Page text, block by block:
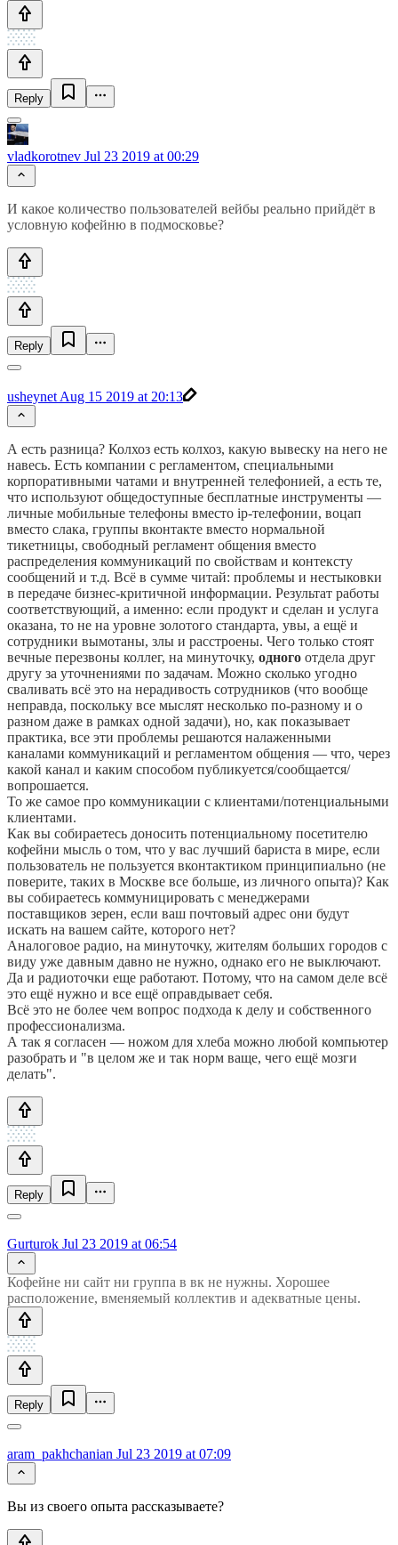
Reply
vladkorotnev Jul 23 2019 at 00:29
И какое количество пользователей вейбы реально прийдёт в
условную кофейню в подмосковье?
Reply
usheynet Aug 15 2019 at 20:13
А есть разница? Колхоз есть колхоз, какую вывеску на него не
навесь. Есть компании с регламентом, специальными
корпоративными чатами и внутренней телефонией, а есть те,
что используют общедоступные бесплатные инструменты —
личные мобильные телефоны вместо ip-телефонии, воцап
вместо слака, группы вконтакте вместо нормальной
тикетницы, свободный регламент общения вместо
распределения коммуникаций по свойствам и контексту
сообщений и т.д. Всё в сумме читай: проблемы и нестыковки
в передаче бизнес-критичной информации. Результат работы
соответствующий, а именно: если продукт и сделан и услуга
оказана, то не на уровне золотого стандарта, увы, а ещё и
сотрудники вымотаны, злы и расстроены. Чего только стоят
вечные перезвоны коллег, на минуточку, одного отдела друг
другу за уточнениями по задачам. Можно сколько угодно
сваливать всё это на нерадивость сотрудников (что вообще
неправда, поскольку все мыслят несколько по-разному и о
разном даже в рамках одной задачи), но, как показывает
практика, все эти проблемы решаются налаженными
каналами коммуникаций и регламентом общения — что, через
какой канал и каким способом публикуется/сообщается/
вопрошается.
То же самое про коммуникации с клиентами/потенциальными
клиентами.
Как вы собираетесь доносить потенциальному посетителю
кофейни мысль о том, что у вас лучший бариста в мире, если
пользователь не пользуется вконтактиком принципиально (не
поверите, таких в Москве все больше, из личного опыта)? Как
вы собираетесь коммуницировать с менеджерами
поставщиков зерен, если ваш почтовый адрес они будут
искать на вашем сайте, которого нет?
Аналоговое радио, на минуточку, жителям больших городов с
виду уже давным давно не нужно, однако его не выключают.
Да и радиоточки еще работают. Потому, что на самом деле всё
это ещё нужно и все ещё оправдывает себя.
Всё это не более чем вопрос подхода к делу и собственного
профессионализма.
А так я согласен — ножом для хлеба можно любой компьютер
разобрать и "в целом же и так норм ваще, чего ещё мозги
делать".
Reply
Gurturok Jul 23 2019 at 06:54
Кофейне ни сайт ни группа в вк не нужны. Хорошее
расположение, вменяемый коллектив и адекватные цены.
Reply
aram_pakhchanian Jul 23 2019 at 07:09
Вы из своего опыта рассказываете?